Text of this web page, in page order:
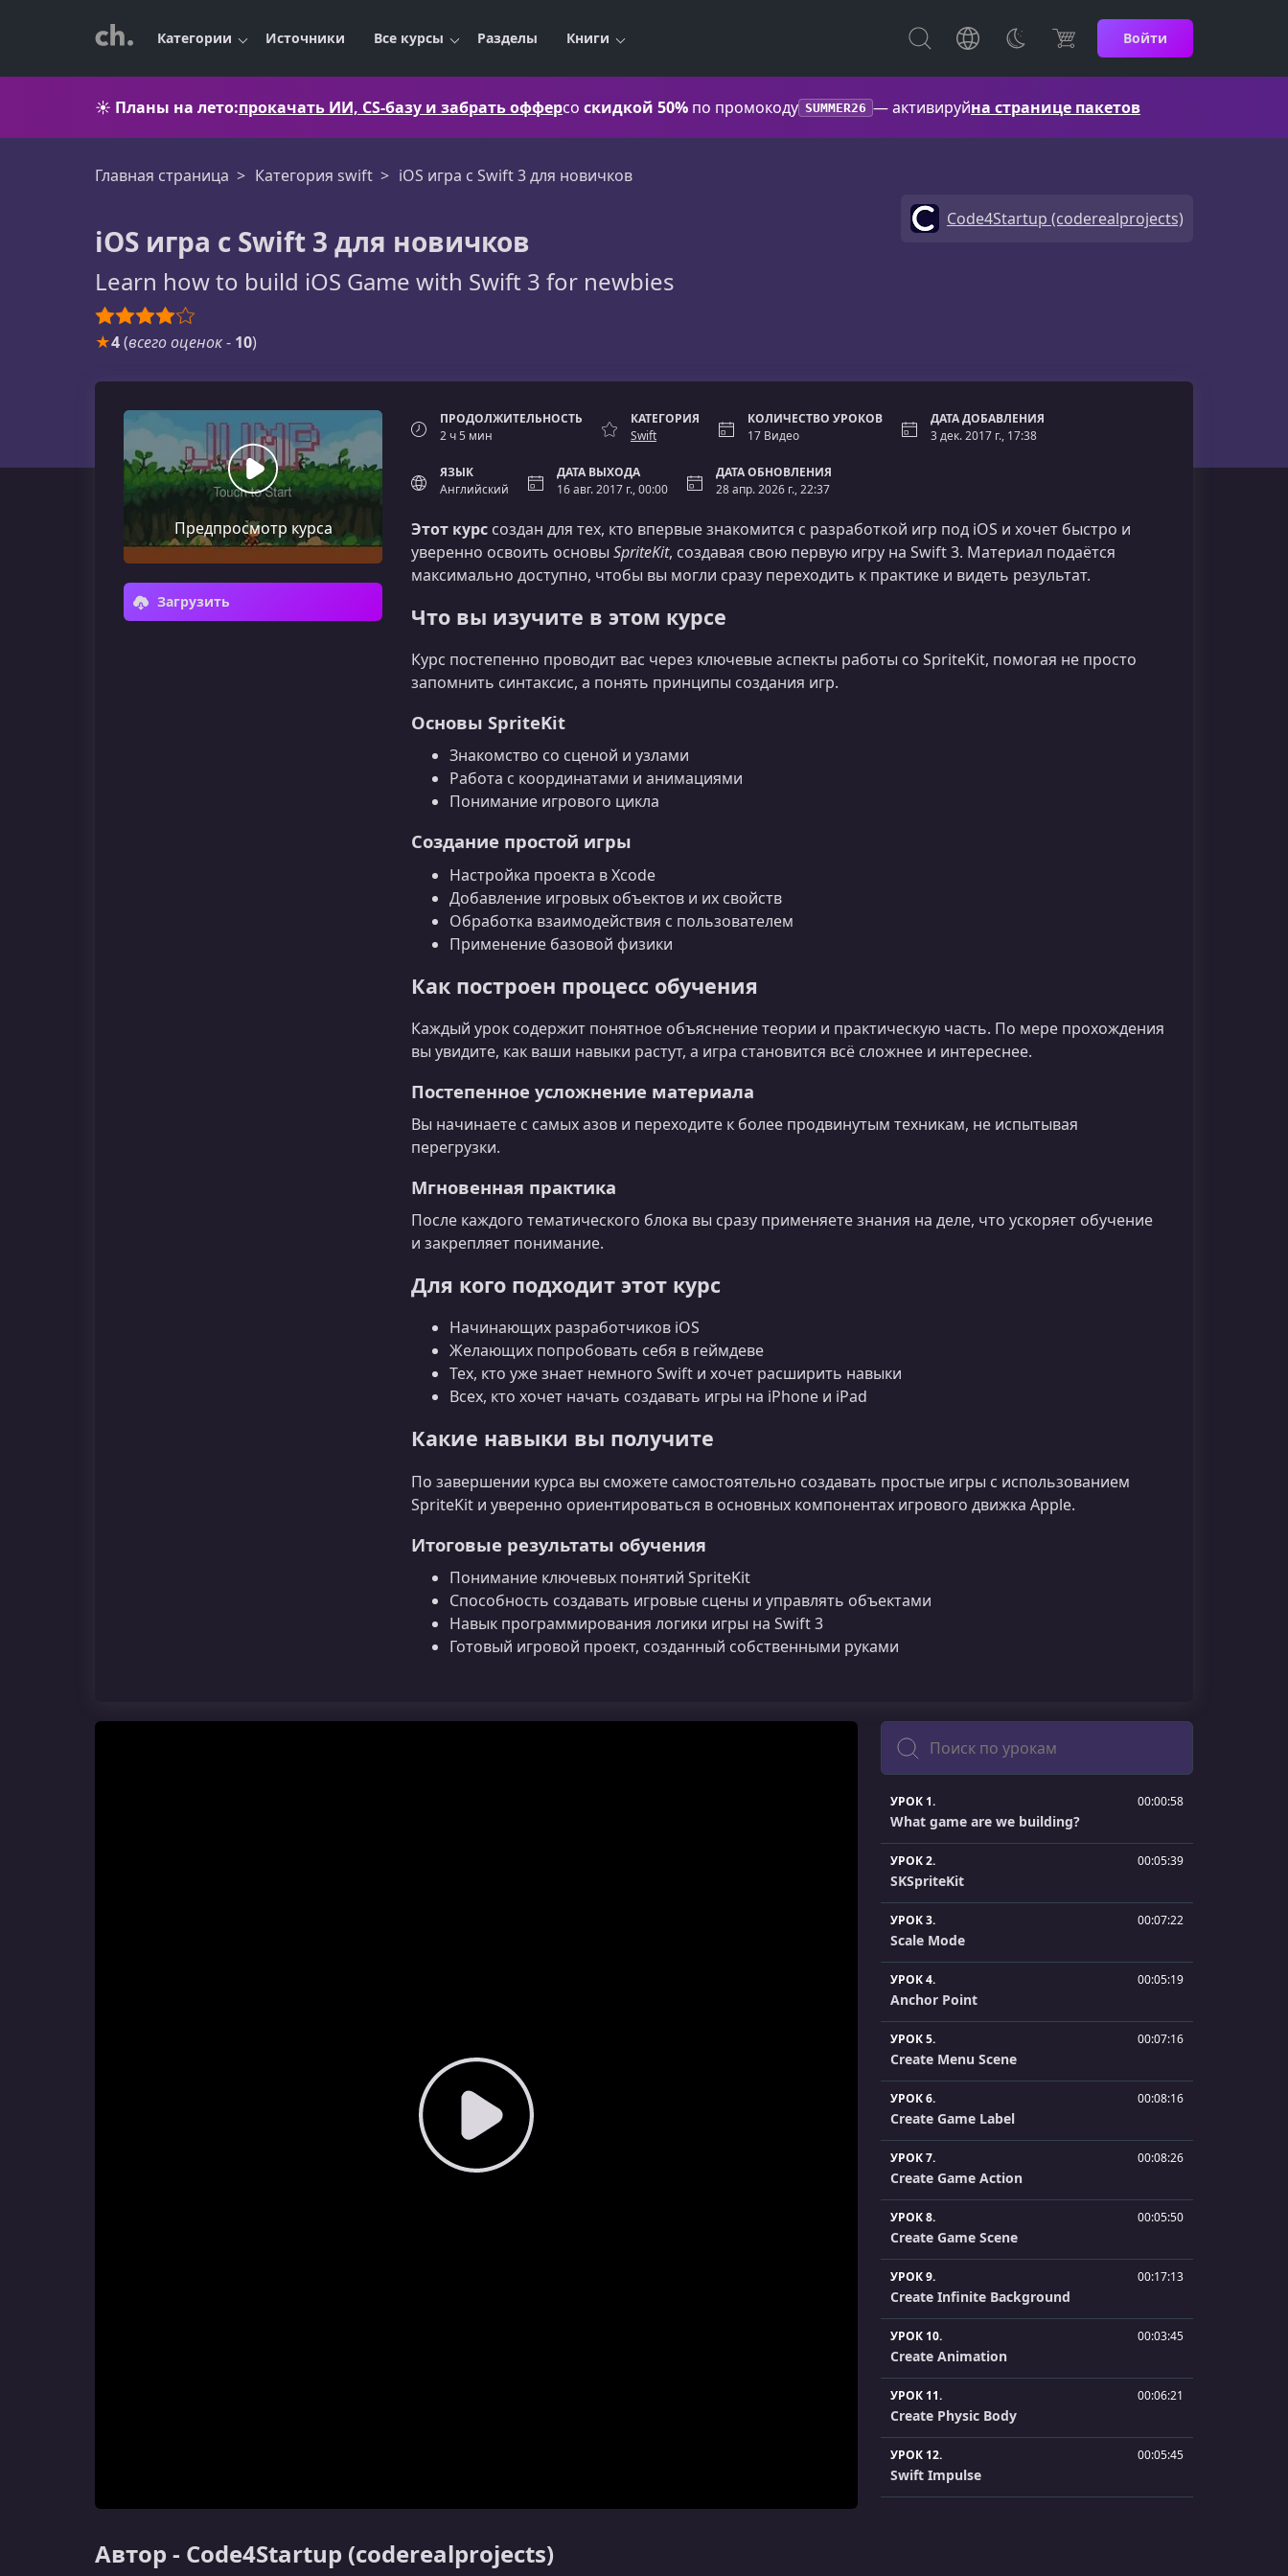
Категории Источники Все курсы Разделы Книги Войти
☀️ Планы на лето:прокачать ИИ, CS-базу и забрать офферсо скидкой 50% по промокоду SUMMER26 — активируйна странице пакетов
Главная страница Категория swift iOS игра с Swift 3 для новичков
iOS игра с Swift 3 для новичков
Learn how to build iOS Game with Swift 3 for newbies
Code4Startup (coderealprojects)
★4(всего оценок- 10)
Предпросмотр курса
Загрузить
ПРОДОЛЖИТЕЛЬНОСТЬ
2 ч 5 мин
КАТЕГОРИЯ
Swift
КОЛИЧЕСТВО УРОКОВ
17 Видео
ДАТА ДОБАВЛЕНИЯ
3 дек. 2017 г., 17:38
ЯЗЫК
Английский
ДАТА ВЫХОДА
16 авг. 2017 г., 00:00
ДАТА ОБНОВЛЕНИЯ
28 апр. 2026 г., 22:37
Этот курс создан для тех, кто впервые знакомится с разработкой игр под iOS и хочет быстро и
уверенно освоить основы SpriteKit, создавая свою первую игру на Swift 3. Материал подаётся
максимально доступно, чтобы вы могли сразу переходить к практике и видеть результат.
Что вы изучите в этом курсе
Курс постепенно проводит вас через ключевые аспекты работы со SpriteKit, помогая не просто
запомнить синтаксис, а понять принципы создания игр.
Основы SpriteKit
Знакомство со сценой и узлами
Работа с координатами и анимациями
Понимание игрового цикла
Создание простой игры
Настройка проекта в Xcode
Добавление игровых объектов и их свойств
Обработка взаимодействия с пользователем
Применение базовой физики
Как построен процесс обучения
Каждый урок содержит понятное объяснение теории и практическую часть. По мере прохождения
вы увидите, как ваши навыки растут, а игра становится всё сложнее и интереснее.
Постепенное усложнение материала
Вы начинаете с самых азов и переходите к более продвинутым техникам, не испытывая
перегрузки.
Мгновенная практика
После каждого тематического блока вы сразу применяете знания на деле, что ускоряет обучение
и закрепляет понимание.
Для кого подходит этот курс
Начинающих разработчиков iOS
Желающих попробовать себя в геймдеве
Тех, кто уже знает немного Swift и хочет расширить навыки
Всех, кто хочет начать создавать игры на iPhone и iPad
Какие навыки вы получите
По завершении курса вы сможете самостоятельно создавать простые игры с использованием
SpriteKit и уверенно ориентироваться в основных компонентах игрового движка Apple.
Итоговые результаты обучения
Понимание ключевых понятий SpriteKit
Способность создавать игровые сцены и управлять объектами
Навык программирования логики игры на Swift 3
Готовый игровой проект, созданный собственными руками
Поиск
УРОК 1. 00:00:58
What game are we building?
УРОК 2. 00:05:39
SKSpriteKit
УРОК 3. 00:07:22
Scale Mode
УРОК 4. 00:05:19
Anchor Point
УРОК 5. 00:07:16
Create Menu Scene
УРОК 6. 00:08:16
Create Game Label
УРОК 7. 00:08:26
Create Game Action
УРОК 8. 00:05:50
Create Game Scene
УРОК 9. 00:17:13
Create Infinite Background
УРОК 10. 00:03:45
Create Animation
УРОК 11. 00:06:21
Create Physic Body
УРОК 12. 00:05:45
Swift Impulse
Автор - Code4Startup (coderealprojects)